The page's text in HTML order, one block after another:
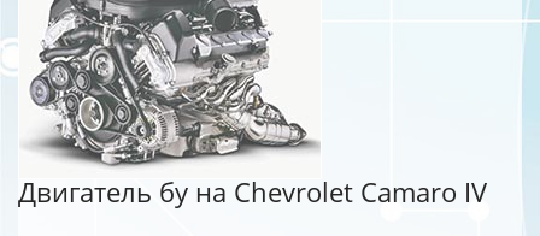
Двигатель бу на Chevrolet Camaro IV